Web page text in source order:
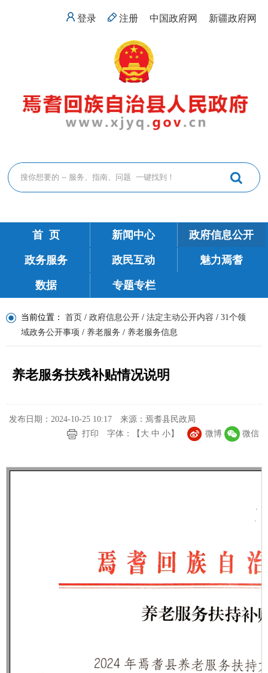
登录 注册 中国政府网 新疆政府网
首 页 新闻中心 政府信息公开
政务服务 政民互动 魅力焉耆
数据 专题专栏
当前位置： 首页 / 政府信息公开 / 法定主动公开内容 / 31个领
域政务公开事项 / 养老服务 / 养老服务信息
养老服务扶残补贴情况说明
发布日期：2024-10-25 10:17
来源：焉耆县民政局
打印
字体：【 大 中 小】 微博 微信